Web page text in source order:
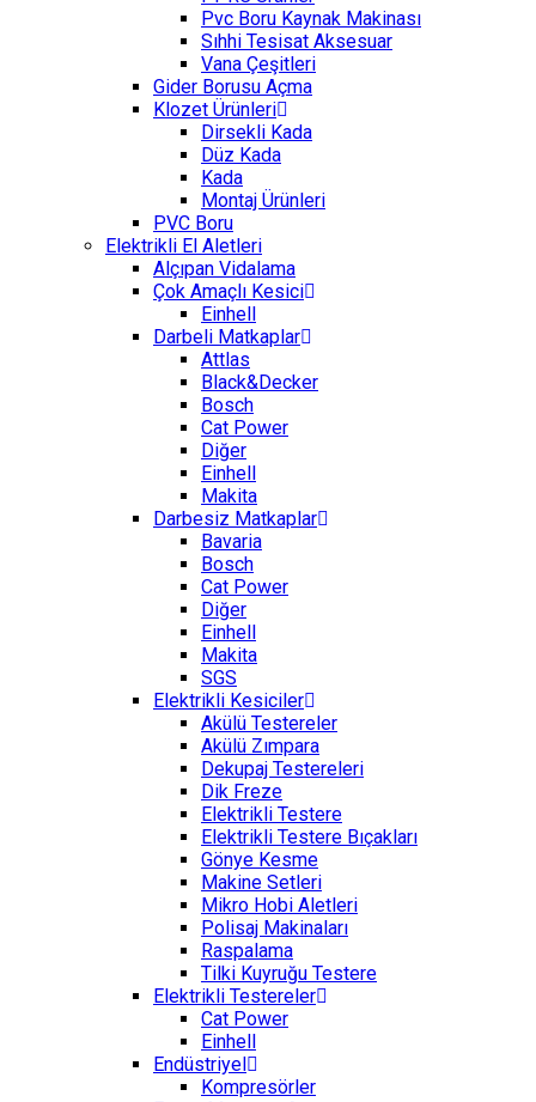
Pvc Boru Kaynak Makinası
Sıhhi Tesisat Aksesuar
Vana Çeşitleri
Gider Borusu Açma
Klozet Ürünleri
Dirsekli Kada
Düz Kada
Kada
Montaj Ürünleri
PVC Boru
Elektrikli El Aletleri
Alçıpan Vidalama
Çok Amaçlı Kesici
Einhell
Darbeli Matkaplar
Attlas
Black&Decker
Bosch
Cat Power
Diğer
Einhell
Makita
Darbesiz Matkaplar
Bavaria
Bosch
Cat Power
Diğer
Einhell
Makita
SGS
Elektrikli Kesiciler
Akülü Testereler
Akülü Zımpara
Dekupaj Testereleri
Dik Freze
Elektrikli Testere
Elektrikli Testere Bıçakları
Gönye Kesme
Makine Setleri
Mikro Hobi Aletleri
Polisaj Makinaları
Raspalama
Tilki Kuyruğu Testere
Elektrikli Testereler
Cat Power
Einhell
Endüstriyel
Kompresörler